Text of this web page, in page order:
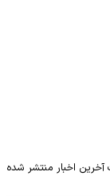
اخبار منتشر شده